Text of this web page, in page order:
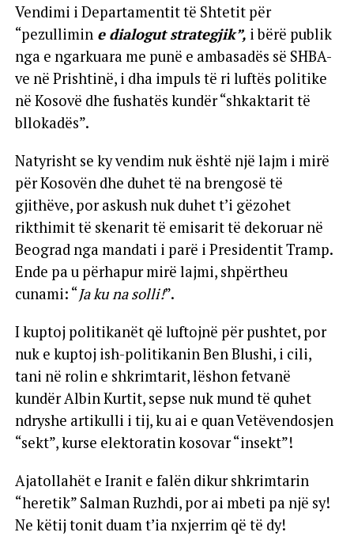
Vendimi i Departamentit të Shtetit për
“pezullimine dialogut strategjik”, i bërë publik
nga e ngarkuara me punë e ambasadës së SHBA-
ve në Prishtinë, i dha impuls të ri luftës politike
në Kosovë dhe fushatës kundër “shkaktarit të
bllokadës”.
Natyrisht se ky vendim nuk është një lajm i mirë
për Kosovën dhe duhet të na brengosë të
gjithëve, por askush nuk duhet t’i gëzohet
rikthimit të skenarit të emisarit të dekoruar në
Beograd nga mandati i parë i Presidentit Tramp.
Ende pa u përhapur mirë lajmi, shpërtheu
cunami: “Ja ku na solli!”.
I kuptoj politikanët që luftojnë për pushtet, por
nuk e kuptoj ish-politikanin Ben Blushi, i cili,
tani në rolin e shkrimtarit, lëshon fetvanë
kundër Albin Kurtit, sepse nuk mund të quhet
ndryshe artikulli i tij, ku ai e quan Vetëvendosjen
“sekt”, kurse elektoratin kosovar “insekt”!
Ajatollahët e Iranit e falën dikur shkrimtarin
“heretik” Salman Ruzhdi, por ai mbeti pa një sy!
Ne këtij tonit duam t’ia nxjerrim që të dy!